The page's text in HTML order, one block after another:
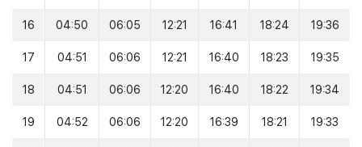
16 04:50 06:05 12:21 16:41 18:24 19:36
17 04:51 06:06 12:21 16:40 18:23 19:35
18 04:51 06:06 12:20 16:40 18:22 19:34
19 04:52 06:06 12:20 16:39 18:21 19:33